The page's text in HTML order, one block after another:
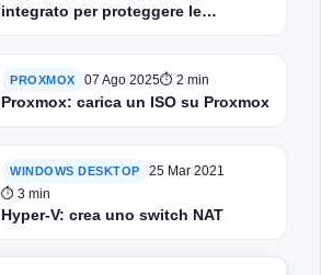
integrato per proteggere le
PROXMOX 07 Ago 2025⏱ 2 min
Proxmox: carica un ISO su Proxmox
WINDOWS DESKTOP
25 Mar 2021
⏱ 3 min
Hyper-V: crea uno switch NAT